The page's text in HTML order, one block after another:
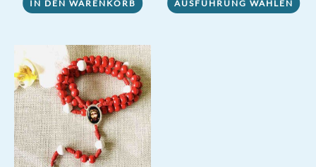
IN DEN WARENKORB AUSFÜHRUNG WÄHLEN
Produkt